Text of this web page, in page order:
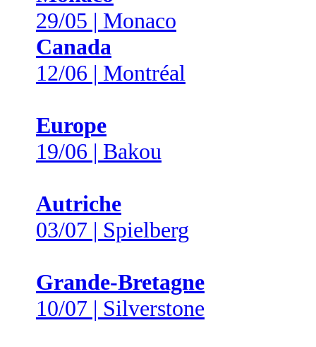
29/05 | Monaco
Canada
12/06 | Montréal
Europe
19/06 | Bakou
Autriche
03/07 | Spielberg
Grande-Bretagne
10/07 | Silverstone